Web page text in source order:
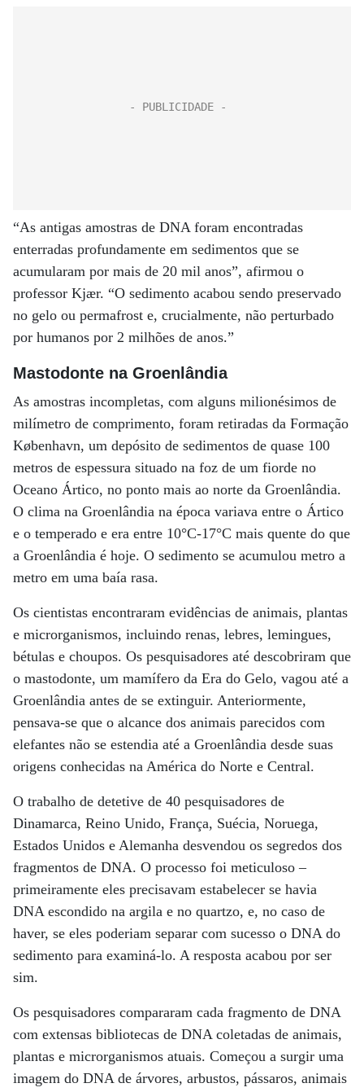
“As antigas amostras de DNA foram encontradas
enterradas profundamente em sedimentos que se
acumularam por mais de 20 mil anos”, afirmou o
professor Kjær. “O sedimento acabou sendo preservado
no gelo ou permafrost e, crucialmente, não perturbado
por humanos por 2 milhões de anos.”
Mastodonte na Groenlândia
As amostras incompletas, com alguns milionésimos de
milímetro de comprimento, foram retiradas da Formação
København, um depósito de sedimentos de quase 100
metros de espessura situado na foz de um fiorde no
Oceano Ártico, no ponto mais ao norte da Groenlândia.
O clima na Groenlândia na época variava entre o Ártico
e o temperado e era entre 10°C-17°C mais quente do que
a Groenlândia é hoje. O sedimento se acumulou metro a
metro em uma baía rasa.
Os cientistas encontraram evidências de animais, plantas
e microrganismos, incluindo renas, lebres, lemingues,
bétulas e choupos. Os pesquisadores até descobriram que
o mastodonte, um mamífero da Era do Gelo, vagou até a
Groenlândia antes de se extinguir. Anteriormente,
pensava-se que o alcance dos animais parecidos com
elefantes não se estendia até a Groenlândia desde suas
origens conhecidas na América do Norte e Central.
O trabalho de detetive de 40 pesquisadores de
Dinamarca, Reino Unido, França, Suécia, Noruega,
Estados Unidos e Alemanha desvendou os segredos dos
fragmentos de DNA. O processo foi meticuloso –
primeiramente eles precisavam estabelecer se havia
DNA escondido na argila e no quartzo, e, no caso de
haver, se eles poderiam separar com sucesso o DNA do
sedimento para examiná-lo. A resposta acabou por ser
sim.
Os pesquisadores compararam cada fragmento de DNA
com extensas bibliotecas de DNA coletadas de animais,
plantas e microrganismos atuais. Começou a surgir uma
imagem do DNA de árvores, arbustos, pássaros, animais